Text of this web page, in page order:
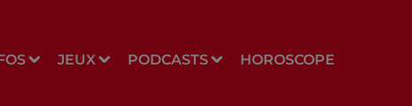
JEUX PODCASTS HOROSCOPE